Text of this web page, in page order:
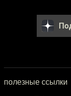
полезные ссылки